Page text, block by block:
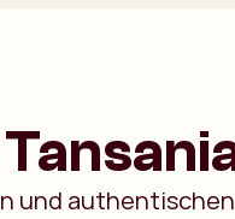
und